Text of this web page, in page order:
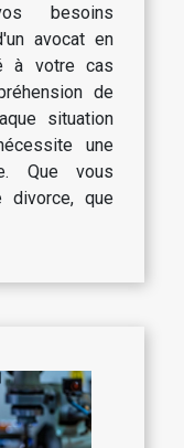
besoins
avocat en
à votre cas
de
situation
une
Que vous
divorce, que